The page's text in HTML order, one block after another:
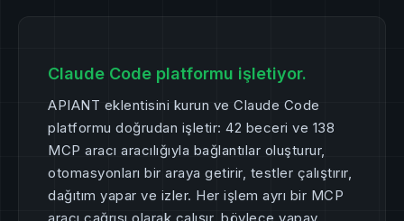
Claude Code platformu işletiyor.
APIANT eklentisini kurun ve Claude Code
platformu doğrudan işletir: 42 beceri ve 138
MCP aracı aracılığıyla bağlantılar oluşturur,
otomasyonları bir araya getirir, testler çalıştırır,
dağıtım yapar ve izler. Her işlem ayrı bir MCP